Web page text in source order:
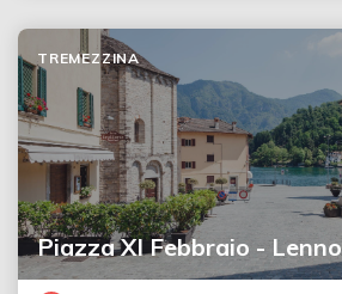
Piazza XI Febbraio - Lenno
TREMEZZINA